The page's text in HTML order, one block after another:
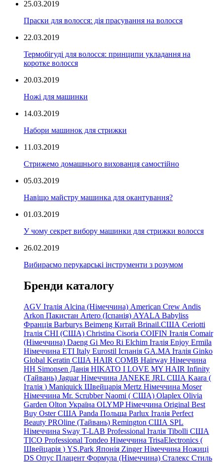
25.03.2019
Праски для волосся: дія прасування на волосся
22.03.2019
Термобігуді для волосся: принципи укладання на
коротке волосся
20.03.2019
Ножі для машинки
14.03.2019
Набори машинок для стрижки
11.03.2019
Стрижемо домашнього вихованця самостійно
05.03.2019
Навіщо майстру машинка для окантування?
01.03.2019
У чому секрет вибору машинки для стрижки волосся
26.02.2019
Вибираємо перукарські інструменти з розумом
Бренди каталогу
AGV Італія Alcina (Німеччина) American Crew Andis
Arkon Пакистан Artero (Іспанія) AYALA Babyliss
Франція Barburys Beimeng Китай Brinail.США Ceriotti
Італія CHI (США) Christina Cisoria COIFIN Італія Comair
(Німеччина) Daeng Gi Meo Ri Elchim Італія Enjoy Ermila
Німеччина ETI Italy Eurostil Іспанія GA.MA Італія Ginko
Global Keratin США HAIR COMB Hairway Німеччина
HH Simonsen Данія HIKATO I LOVE MY HAIR Infinity
(Тайвань) Jaguar Німеччина JANEKE JRL США Kaara (
Італія ) Maniquick Швейцарія Mertz Німеччина Moser
Німеччина Mr. Scrubber Naomi ( США) Olaplex Olivia
Garden Olton Україна OLYMP Німеччина Original Best
Buy Oster США Panda Польща Parlux Італія Perfect
Beauty PROline (Тайвань) Remington США SPL
Німеччина Sway T-LAB Professional Італія Tibolli США
TICO Professional Tondeo Німеччина TrisaElectronics (
Швейцарія ) YS.Park Японія Zinger Німеччина Ножиці
DS Опус Плацент Формула (Німеччина) Сталекс Стиль